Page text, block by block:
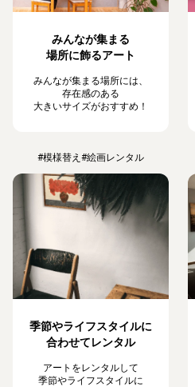
みんなが集まる
場所に飾るアート
みんなが集まる場所には、
存在感のある
大きいサイズがおすすめ！
#模様替え #絵画レンタル
季節やライフスタイルに
合わせてレンタル
アートをレンタルして
季節やライフスタイルに